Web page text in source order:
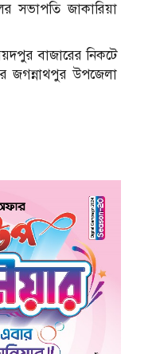
সভাপতি জাকারিয়া
বাজারের নিকটে
জগন্নাথপুর উপজেলা